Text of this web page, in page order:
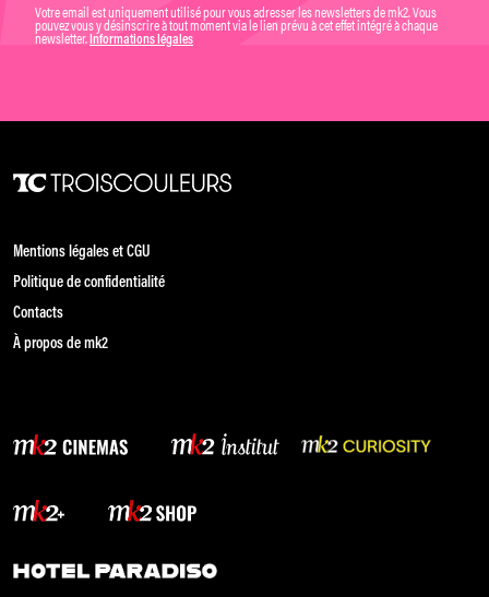
Votre email est uniquement utilisé pour vous adresser les newsletters de mk2. Vous
pouvez vous y désinscrire à tout moment via le lien prévu à cet effet intégré à chaque
newsletter. Informations légales
Mentions légales et CGU
Politique de confidentialité
Contacts
À propos de mk2